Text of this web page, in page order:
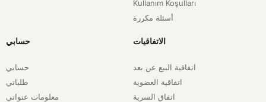
Kullanım Koşulları
أسئلة مكررة
حسابي
حسابي
طلباتي
معلومات عنواني
الاتفاقيات
اتفاقية البيع عن بعد
اتفاقية العضوية
اتفاق السرية